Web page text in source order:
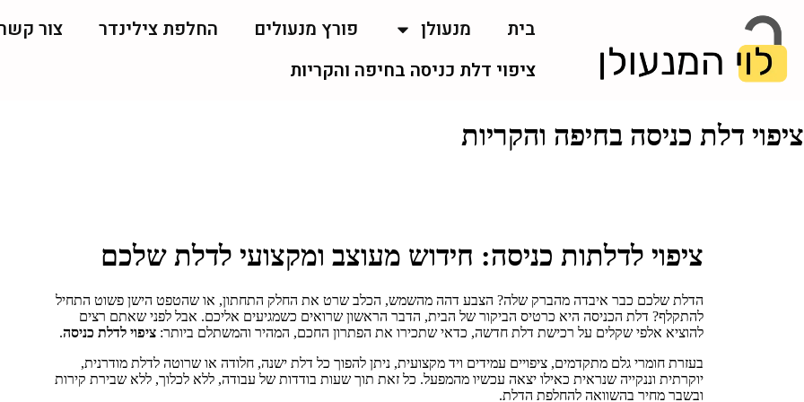
בית מנעולן פורץ מנעולים החלפת צילינדר
צור
ציפוי דלת כניסה בחיפה והקריות
ציפוי דלת כניסה בחיפה והקריות
ציפוי לדלתות כניסה: חידוש מעוצב ומקצועי לדלת שלכם
הדלת שלכם כבר איבדה מהברק שלה? הצבע דהה מהשמש, הכלב שרט את החלק התחתון, או שהטפט הישן פשוט התחיל
להתקלף? דלת הכניסה היא כרטיס הביקור של הבית, הדבר הראשון שרואים כשמגיעים אליכם. אבל לפני שאתם רצים
להוציא אלפי שקלים על רכישת דלת חדשה, כדאי שתכירו את הפתרון החכם, המהיר והמשתלם ביותר: ציפוי לדלת כניסה.
בעזרת חומרי גלם מתקדמים, ציפויים עמידים ויד מקצועית, ניתן להפוך כל דלת ישנה, חלודה או שרוטה לדלת מודרנית,
יוקרתית וננקייה שנראית כאילו יצאה עכשיו מהמפעל. כל זאת תוך שעות בודדות של עבודה, ללא לכלוך, ללא שבירת קירות
ובשבר מחיר בהשוואה להחלפת הדלת.